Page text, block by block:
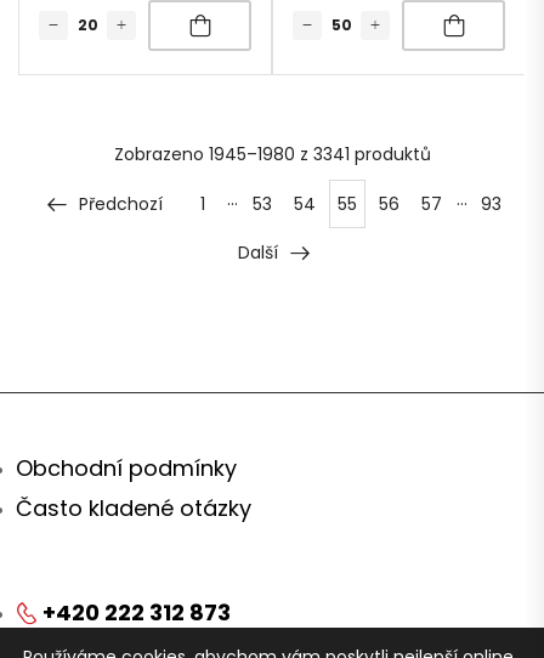
Zobrazeno 1945–1980 z 3341 produktů
Předchozí 1 … 53 54 55 56 57 … 93
Další
Obchodní podmínky
Často kladené otázky
+420 222 312 873